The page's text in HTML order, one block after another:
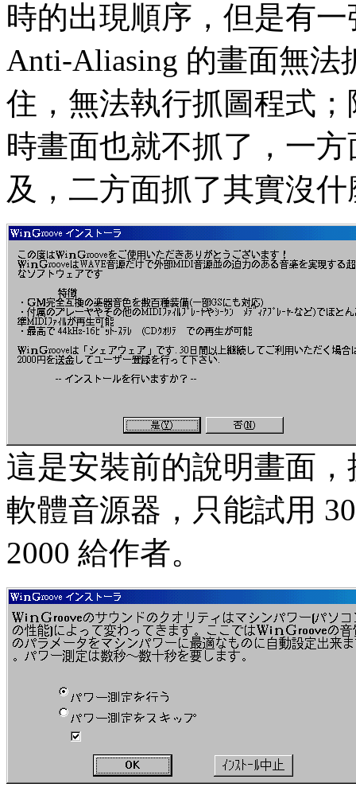
時的出現順序，但是有
Anti-Aliasing 的畫面無
住，無法執行抓圖程式
時畫面也就不抓了，一
及，二方面抓了其實沒
這是安裝前的說明畫面
軟體音源器，只能試用
2000 給作者。